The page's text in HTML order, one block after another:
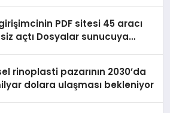
PDF sitesi 45 aracı
açtı Dosyalar sunucuya
rinoplasti pazarının 2030’da
dolara ulaşması bekleniyor